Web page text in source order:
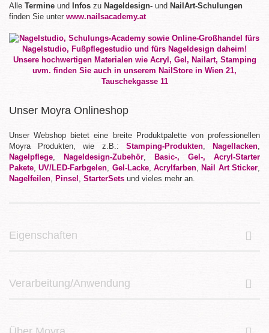
Alle Termine und Infos zu Nageldesign- und NailArt-Schulungen
finden Sie unter www.nailsacademy.at
Unser Moyra Onlineshop
Unser Webshop bietet eine breite Produktpalette von professionellen
Moyra Produkten, wie z.B.: Stamping-Produkten, Nagellacken
Nagelpflege
Nageldesign-Zubehör
Basic-, Gel-, Acryl-Starter
Pakete ,UV/LED-Farbgelen Gel-Lacke,Acrylfarben ,Nail Art Sticker
Nagelfeilen Pinsel StarterSets und vieles mehr an.
Eigenschaften
Verarbeitung/Anwendung